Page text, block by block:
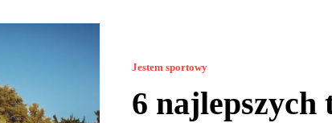
Jestem sportowy
6 najlepszych